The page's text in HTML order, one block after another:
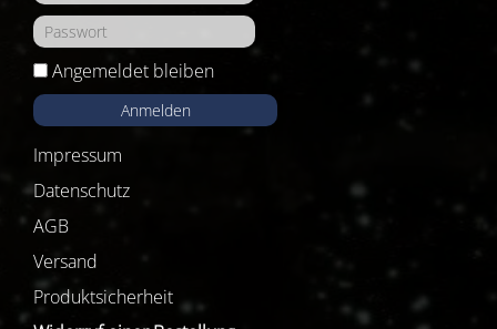
Angemeldet bleiben
Anmelden
Impressum
Datenschutz
AGB
Versand
Produktsicherheit